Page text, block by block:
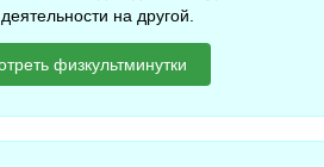
на другой.
физкультминутки